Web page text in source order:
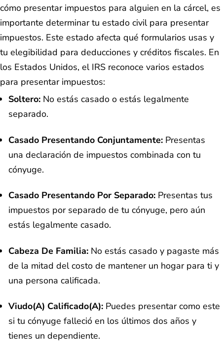
cómo presentar impuestos para alguien en la cárcel, es
importante determinar tu estado civil para presentar
impuestos. Este estado afecta qué formularios usas y
tu elegibilidad para deducciones y créditos fiscales. En
los Estados Unidos, el IRS reconoce varios estados
para presentar impuestos:
Soltero: No estás casado o estás legalmente
separado.
Casado Presentando Conjuntamente: Presentas
una declaración de impuestos combinada con tu
cónyuge.
Casado Presentando Por Separado: Presentas tus
impuestos por separado de tu cónyuge, pero aún
estás legalmente casado.
Cabeza De Familia: No estás casado y pagaste más
de la mitad del costo de mantener un hogar para ti y
una persona calificada.
Viudo(a) Calificado(a): Puedes presentar como este
si tu cónyuge falleció en los últimos dos años y
tienes un dependiente.